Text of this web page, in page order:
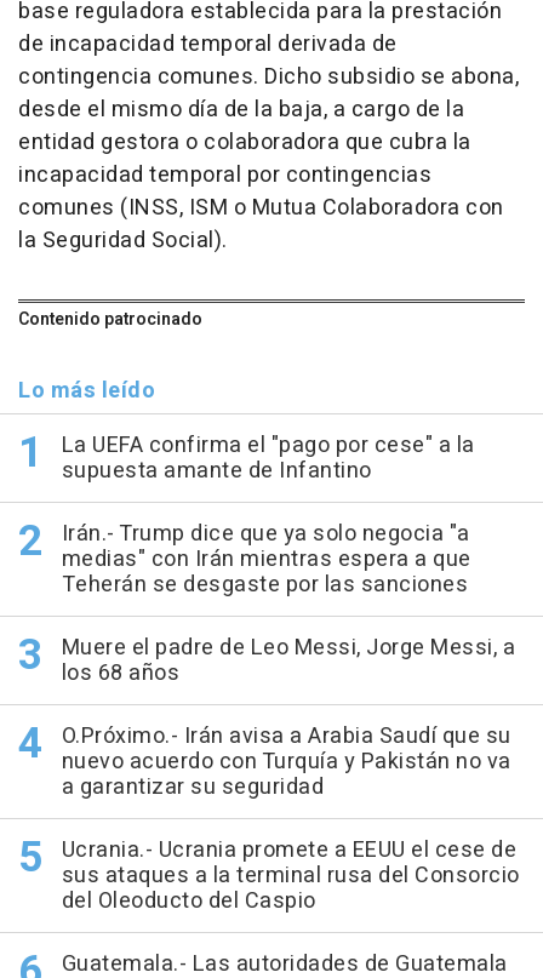
base reguladora establecida para la prestación
de incapacidad temporal derivada de
contingencia comunes. Dicho subsidio se abona,
desde el mismo día de la baja, a cargo de la
entidad gestora o colaboradora que cubra la
incapacidad temporal por contingencias
comunes (INSS, ISM o Mutua Colaboradora con
la Seguridad Social).
Contenido patrocinado
Lo más leído
La UEFA confirma el "pago por cese" a la
supuesta amante de Infantino
Irán.- Trump dice que ya solo negocia "a
medias" con Irán mientras espera a que
Teherán se desgaste por las sanciones
Muere el padre de Leo Messi, Jorge Messi, a
los 68 años
O.Próximo.- Irán avisa a Arabia Saudí que su
nuevo acuerdo con Turquía y Pakistán no va
a garantizar su seguridad
Ucrania.- Ucrania promete a EEUU el cese de
sus ataques a la terminal rusa del Consorcio
del Oleoducto del Caspio
Guatemala.- Las autoridades de Guatemala